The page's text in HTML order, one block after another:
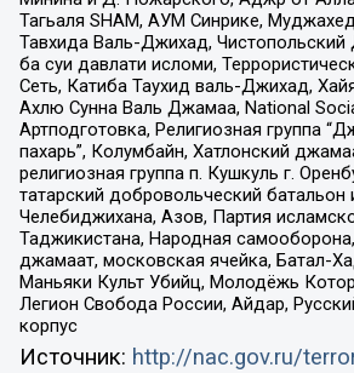
Тагьаля SHAM, АУМ Синрике,
Тавхида Валь-Джихад,
ба суи давлати исломи,
Сеть, Катиба Таухид валь-Джихад,
Ахлю Сунна Валь Джамаа, National
Артподготовка, Религиозная группа
пахарь”, Колумбайн, Хатлонский
религиозная группа п. Кушкуль г.
татарский добровольческий
Челебиджихана, Азов, Партия
Таджикистана, Народная
джамаат, московская ячейка, Батал-
Маньяки Культ Убийц, Молодёжь
Легион Свобода России, Айдар,
корпус
Источник: http://nac.gov.ru/